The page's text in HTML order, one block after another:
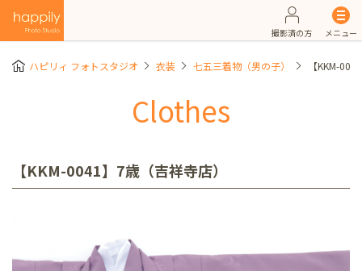
撮影済の方 メニュー
ハピリィ フォトスタジオ 衣装 七五三着物（男の子） 【KKM-
Clothes
【KKM-0041】7歳（吉祥寺店）